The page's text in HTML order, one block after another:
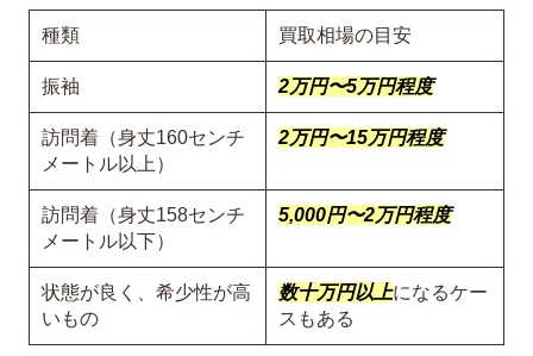
種類 買取相場の目安
振袖 2万円〜5万円程度
訪問着（身丈160センチ
メートル以上）
2万円〜15万円程度
訪問着（身丈158センチ
メートル以下）
5,000円〜2万円程度
状態が良く、希少性が高
いもの
数十万円以上になるケー
スもある